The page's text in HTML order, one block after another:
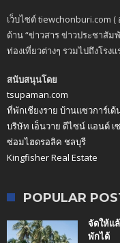
เว็บไซต์ tiewchonburi.com
ด้าน “ข่าวสาร ข่าวประชาสั
ท่องเที่ยวต่างๆ รวมไปถึงโร
สนับสนุนโดย
tsupaman.com
ที่พักเชียงราย บ้านแซวการ์เ
บริษัท เอ็นวาย ดีไซน์ แอนด์ เ
ซ่อมไฮดรอลิค ชลบุรี
Kingfisher Real Estate
POPULAR
จัดให้แ
พักได้